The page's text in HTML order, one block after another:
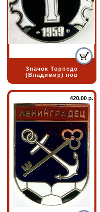
Значок Торпедо
(Владимир) нов
420.00 р.